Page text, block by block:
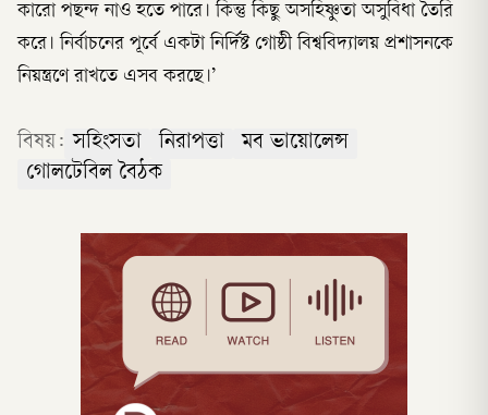
কারো পছন্দ নাও হতে পারে। কিন্তু কিছু অসহিষ্ণুতা অসুবিধা তৈরি
করে। নির্বাচনের পূর্বে একটা নির্দিষ্ট গোষ্ঠী বিশ্ববিদ্যালয় প্রশাসনকে
নিয়ন্ত্রণে রাখতে এসব করছে।’
বিষয়: সহিংসতা নিরাপত্তা
মব ভায়োলেন্স
গোলটেবিল বৈঠক